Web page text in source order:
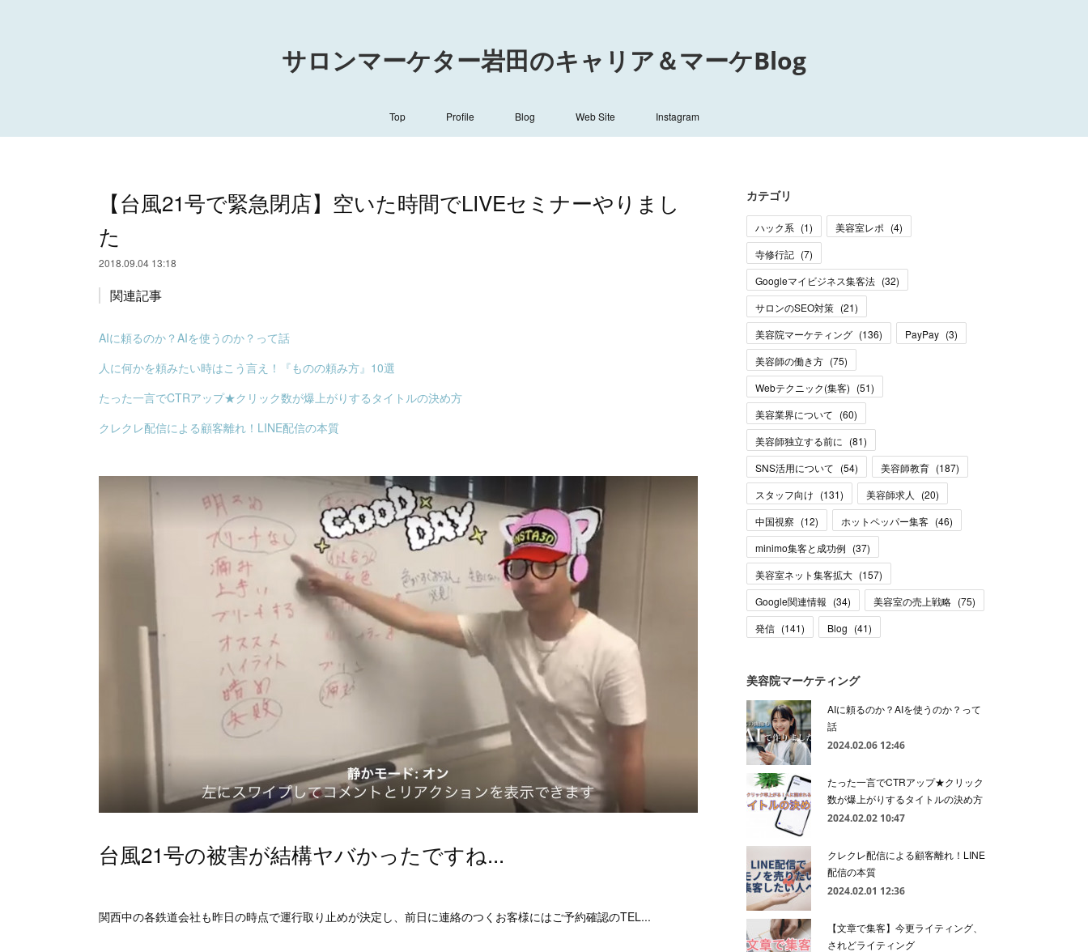
サロンマーケター岩田のキャリア＆マーケBlog
Top Profile Blog Web Site Instagram
【台風21号で緊急閉店】空いた時間でLIVEセミナーやりまし
た
2018.09.04 13:18
関連記事
AIに頼るのか？AIを使うのか？って話
人に何かを頼みたい時はこう言え！『ものの頼み方』10選
たった一言でCTRアップ★クリック数が爆上がりするタイトルの決め方
クレクレ配信による顧客離れ！LINE配信の本質
台風21号の被害が結構ヤバかったですね...
関西中の各鉄道会社も昨日の時点で運行取り止めが決定し、前日に連絡のつくお客様にはご予約確認のTEL...
カテゴリ
ハック系 (1) 美容室レポ (4)
寺修行記 (7)
Googleマイビジネス集客法 (32)
サロンのSEO対策 (21)
美容院マーケティング (136) PayPay (3)
美容師の働き方 (75)
Webテクニック(集客) (51)
美容業界について (60)
美容師独立する前に (81)
SNS活用について (54) 美容師教育 (187)
スタッフ向け (131) 美容師求人 (20)
中国視察 (12) ホットペッパー集客 (46)
minimo集客と成功例 (37)
美容室ネット集客拡大 (157)
Google関連情報 (34) 美容室の売上戦略 (75)
発信 (141) Blog (41)
美容院マーケティング
AIに頼るのか？AIを使うのか？って
話
2024.02.06 12:46
たった一言でCTRアップ★クリック
数が爆上がりするタイトルの決め方
2024.02.02 10:47
クレクレ配信による顧客離れ！LINE
配信の本質
2024.02.01 12:36
【文章で集客】今更ライティング、
されどライティング